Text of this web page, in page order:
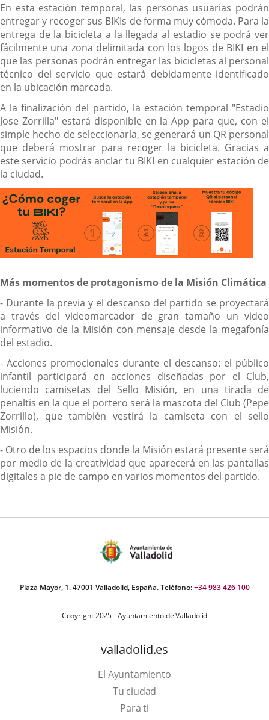
En esta estación temporal, las personas usuarias podrán
entregar y recoger sus BIKIs de forma muy cómoda. Para la
entrega de la bicicleta a la llegada al estadio se podrá ver
fácilmente una zona delimitada con los logos de BIKI en el
que las personas podrán entregar las bicicletas al personal
técnico del servicio que estará debidamente identificado
en la ubicación marcada.
A la finalización del partido, la estación temporal "Estadio
Jose Zorrilla" estará disponible en la App para que, con el
simple hecho de seleccionarla, se generará un QR personal
que deberá mostrar para recoger la bicicleta. Gracias a
este servicio podrás anclar tu BIKI en cualquier estación de
la ciudad.
Más momentos de protagonismo de la Misión Climática
- Durante la previa y el descanso del partido se proyectará
a través del videomarcador de gran tamaño un video
informativo de la Misión con mensaje desde la megafonía
del estadio.
- Acciones promocionales durante el descanso: el público
infantil participará en acciones diseñadas por el Club,
luciendo camisetas del Sello Misión, en una tirada de
penaltis en la que el portero será la mascota del Club (Pepe
Zorrillo), que también vestirá la camiseta con el sello
Misión.
- Otro de los espacios donde la Misión estará presente será
por medio de la creatividad que aparecerá en las pantallas
digitales a pie de campo en varios momentos del partido.
Plaza Mayor, 1. 47001 Valladolid, España. Teléfono:+34 983 426 100
Copyright 2025 - Ayuntamiento de Valladolid
valladolid.es
El Ayuntamiento
Tu ciudad
Para ti